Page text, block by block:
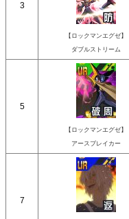
3
【ロックマンエグゼ】
ダブルストリーム
5
【ロックマンエグゼ】
アースブレイカー
7